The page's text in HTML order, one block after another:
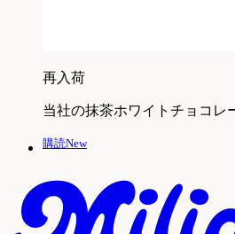
再入荷
当社の抹茶ホワイトチョコレ
購読New